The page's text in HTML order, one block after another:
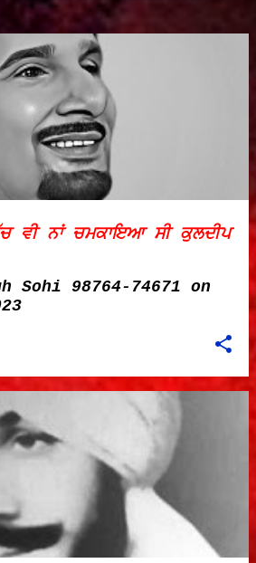
ਵੀ ਨਾਂ ਚਮਕਾਇਆ ਸੀ ਕੁਲਦੀਪ
Sohi 98764-74671 on